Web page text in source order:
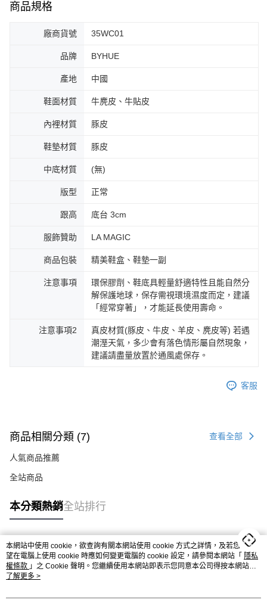
商品規格
廠商貨號 35WC01
品牌 BYHUE
產地 中國
鞋面材質 牛麂皮、牛貼皮
內裡材質 豚皮
鞋墊材質 豚皮
中底材質 (無)
版型 正常
跟高 底台 3cm
服飾贊助 LA MAGIC
商品包裝 精美鞋盒、鞋墊一副
注意事項
環保膠劑、鞋底具輕量舒適特性且能自然分
解保護地球，保存需視環境濕度而定，建議
「經常穿著」，才能延長使用壽命。
注意事項2
真皮材質(豚皮、牛皮、羊皮、麂皮等) 若遇
潮溼天氣，多少會有落色情形屬自然現象，
建議請盡量放置於通風處保存。
客服
商品相關分類 (7) 查看全部
人氣商品推薦
全站商品
本分類熱銷全站排行
熱門標籤
本網站中使用 cookie，欲查詢有關本網站使用 cookie 方式之詳情，及若您不希
望在電腦上使用 cookie 時應如何變更電腦的 cookie 設定，請參閱本網站「 隱私
權條款 」之 Cookie 聲明。您繼續使用本網站即表示您同意本公司得按本網站使
用條款之 Cookie 聲明使用 cookie。
了解更多 >
BYHUE >> 8月雙雙節 <<
✦ 08/08 Sat. 23:59 前
✦ 領券結帳即享 88 折
今日幸運數字：88 🍀🥠🤍